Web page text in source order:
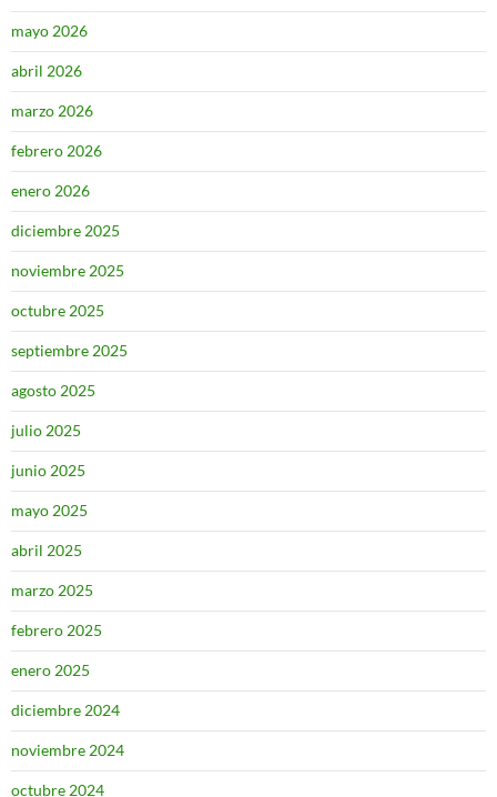
mayo 2026
abril 2026
marzo 2026
febrero 2026
enero 2026
diciembre 2025
noviembre 2025
octubre 2025
septiembre 2025
agosto 2025
julio 2025
junio 2025
mayo 2025
abril 2025
marzo 2025
febrero 2025
enero 2025
diciembre 2024
noviembre 2024
octubre 2024